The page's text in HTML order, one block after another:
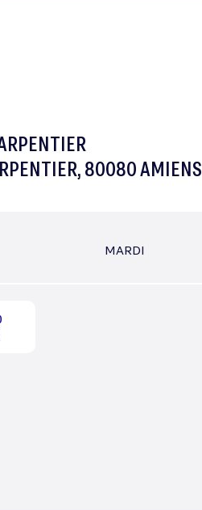
80080 AMIENS
MARDI